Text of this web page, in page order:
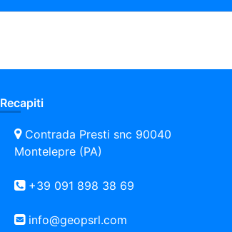
Recapiti
Contrada Presti snc 90040
Montelepre (PA)
+39 091 898 38 69
info@geopsrl.com